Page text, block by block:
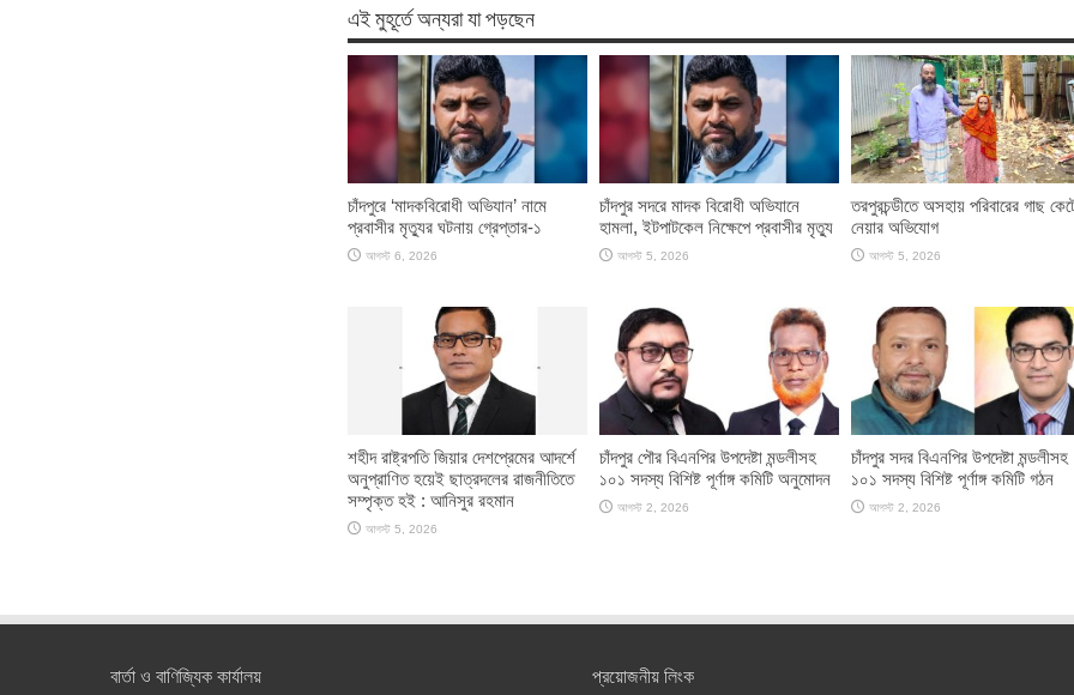
এই মুহূর্তে অন্যরা যা পড়ছেন
চাঁদপুরে ‘মাদকবিরোধী অভিযান’ নামে
প্রবাসীর মৃত্যুর ঘটনায় গ্রেপ্তার-১
আগস্ট 6, 2026
চাঁদপুর সদরে মাদক বিরোধী অভিযানে
হামলা, ইটপাটকেল নিক্ষেপে প্রবাসীর মৃত্যু
আগস্ট 5, 2026
তরপুরচন্ডীতে অসহায় পরিবারের গাছ
নেয়ার অভিযোগ
আগস্ট 5, 2026
শহীদ রাষ্ট্রপতি জিয়ার দেশপ্রেমের আদর্শে
অনুপ্রাণিত হয়েই ছাত্রদলের রাজনীতিতে
সম্পৃক্ত হই : আনিসুর রহমান
আগস্ট 5, 2026
চাঁদপুর পৌর বিএনপির উপদেষ্টা মন্ডলীসহ
১০১ সদস্য বিশিষ্ট পূর্ণাঙ্গ কমিটি অনুমোদন
আগস্ট 2, 2026
চাঁদপুর সদর বিএনপির উপদেষ্টা মন্ডলীসহ
১০১ সদস্য বিশিষ্ট পূর্ণাঙ্গ কমিটি গঠন
আগস্ট 2, 2026
বার্তা ও বাণিজ্যিক কার্যালয় প্রয়োজনীয় লিংক